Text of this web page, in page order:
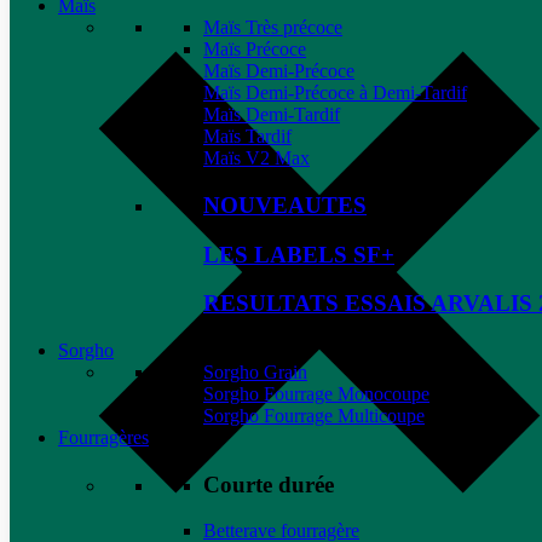
Maïs
Maïs Très précoce
Maïs Précoce
Maïs Demi-Précoce
Maïs Demi-Précoce à Demi-Tardif
Maïs Demi-Tardif
Maïs Tardif
Maïs V2 Max
NOUVEAUTES
LES LABELS SF+
RESULTATS ESSAIS ARVALIS
Sorgho
Sorgho Grain
Sorgho Fourrage Monocoupe
Sorgho Fourrage Multicoupe
Fourragères
Courte durée
Betterave fourragère